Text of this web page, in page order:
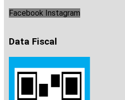
Facebook Instagram
Data Fiscal